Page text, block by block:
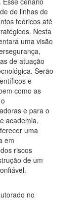
de linhas de
teóricos até
Nesta
uma visão
de atuação
Serão
e
como as
e para o
academia,
uma
em
riscos
de um
no